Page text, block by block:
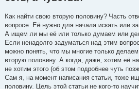
и
е
Как найти свою вторую половину? Часть
вопросе. Её нужно для начала искать или
А ищем ли мы её или только думаем или
Если ненадолго задуматься над этим
можно понять, что мы многие только
вторую половину. А когда, даже, хотим её
не хотим этого (об этом подробнее чуть
Сам я, на момент написания статьи, тоже
половину. Цель этой статьи не кого-то